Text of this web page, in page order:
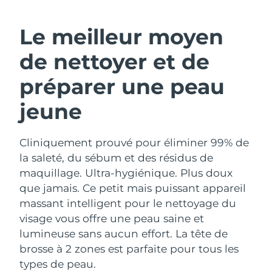
Le meilleur moyen
de nettoyer et de
préparer une peau
jeune
Cliniquement prouvé pour éliminer 99% de
la saleté, du sébum et des résidus de
maquillage. Ultra-hygiénique. Plus doux
que jamais. Ce petit mais puissant appareil
massant intelligent pour le nettoyage du
visage vous offre une peau saine et
lumineuse sans aucun effort. La tête de
brosse à 2 zones est parfaite pour tous les
types de peau.
Nettoyage du visage
LUNA™ 4 coffret
Anti-aging massage
LUNA™ 4 Plus
Massage, LED heating
LUNA™ 4 Men
For men, anti-aging massage
Lifting
BEAR™ 2 coffret
Microcurrent toning
BEAR™ 2 go
Microcurrent toning on-the-go
BEAR™ 2 eyes & lips
Microcurrent line smoothing device
Hydratation
UFO™ 3 coffret
Deep facial hydration
UFO™ 3 LED
Near-infrared and red light therapy
device
Soin bucco-dentaire
issa™ 4
Hybrid silicone sonic toothbrush
issa™ 4 plus
Smart hybrid silicone sonic toothbrush
FAQ™ TRAITEMENT ANTI-ÂGE
Anti-âge Traitements LED
NEW
Bahreïn Livraison estimée
Belgique
Bermudes
Brunei Livraison estimée2026/08/16
Bulgarie Livraison estimée 2026/08/11
Canada Livraison estimée
Chili Livraison estimée2026/08/15